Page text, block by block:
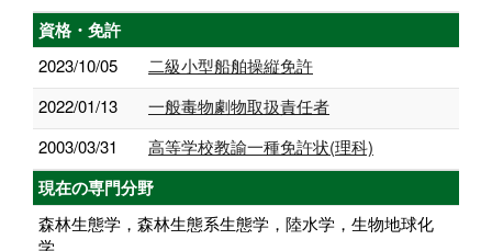
資格・免許
2023/10/05
二級小型船舶操縦免許
2022/01/13
一般毒物劇物取扱責任者
2003/03/31
高等学校教諭一種免許状(理科)
現在の専門分野
森林生態学，森林生態系生態学，陸水学，生物地球化
学